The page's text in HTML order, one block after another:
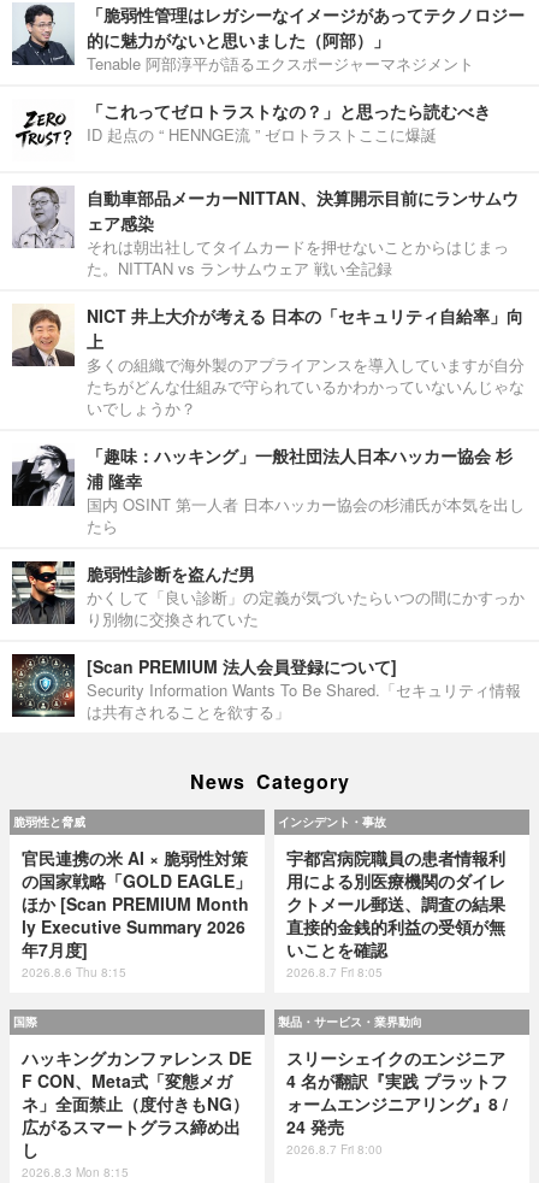
「脆弱性管理はレガシーなイメージがあってテクノロジー
的に魅力がないと思いました（阿部）」
Tenable 阿部淳平が語るエクスポージャーマネジメント
「これってゼロトラストなの？」と思ったら読むべき
ID 起点の “ HENNGE流 ” ゼロトラストここに爆誕
自動車部品メーカーNITTAN、決算開示目前にランサムウ
ェア感染
それは朝出社してタイムカードを押せないことからはじまっ
た。NITTAN vs ランサムウェア 戦い全記録
NICT 井上大介が考える 日本の「セキュリティ自給率」向
上
多くの組織で海外製のアプライアンスを導入していますが自分
たちがどんな仕組みで守られているかわかっていないんじゃな
いでしょうか？
「趣味：ハッキング」一般社団法人日本ハッカー協会 杉
浦 隆幸
国内 OSINT 第一人者 日本ハッカー協会の杉浦氏が本気を出し
たら
脆弱性診断を盗んだ男
かくして「良い診断」の定義が気づいたらいつの間にかすっか
り別物に交換されていた
[Scan PREMIUM 法人会員登録について]
Security Information Wants To Be Shared.「セキュリティ情報
は共有されることを欲する」
News Category
脆弱性と脅威
官民連携の米 AI × 脆弱性対策
の国家戦略「GOLD EAGLE」
ほか [Scan PREMIUM Month
ly Executive Summary 2026
年7月度]
2026.8.6 Thu 8:15
インシデント・事故
宇都宮病院職員の患者情報利
用による別医療機関のダイレ
クトメール郵送、調査の結果
直接的金銭的利益の受領が無
いことを確認
2026.8.7 Fri 8:05
国際
ハッキングカンファレンス DE
F CON、Meta式「変態メガ
ネ」全面禁止（度付きもNG）
広がるスマートグラス締め出
し
2026.8.3 Mon 8:15
製品・サービス・業界動向
スリーシェイクのエンジニア
4 名が翻訳『実践 プラットフ
ォームエンジニアリング』8 /
24 発売
2026.8.7 Fri 8:00